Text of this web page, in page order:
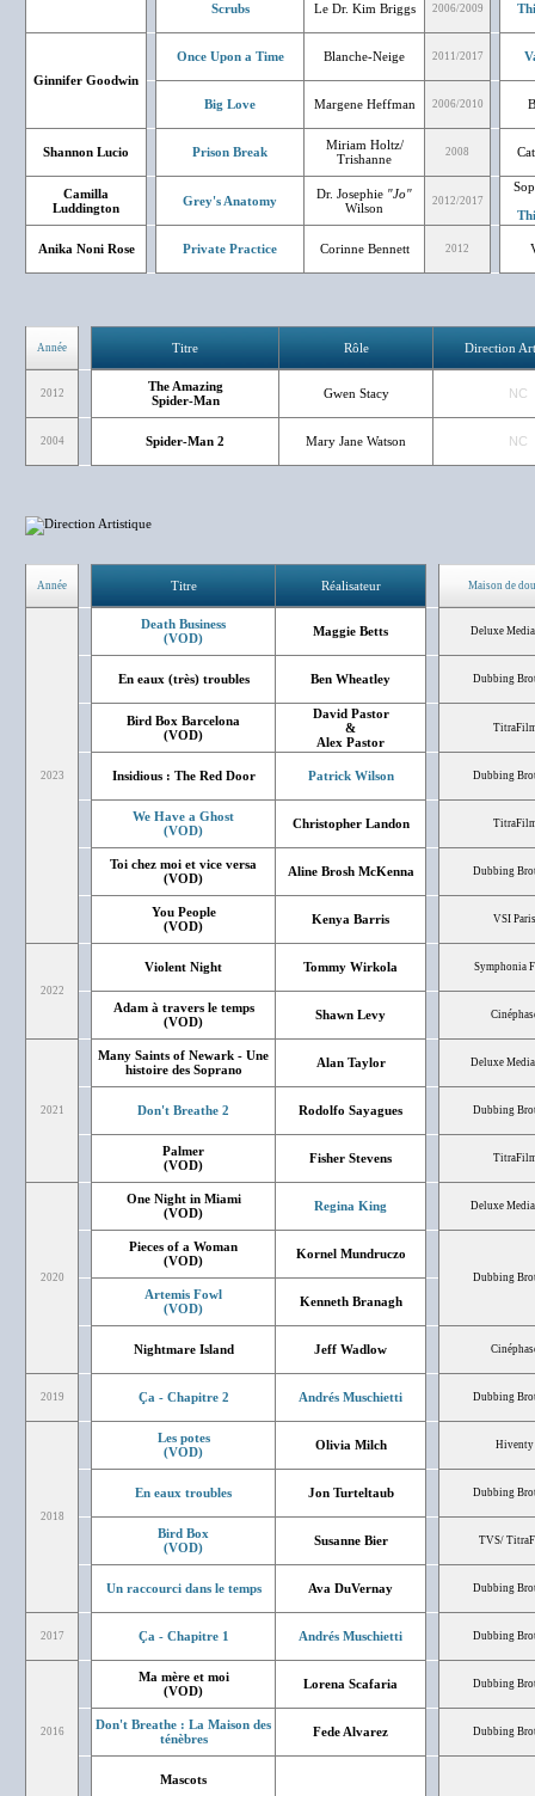
Scrubs Le Dr. Kim Briggs 2006/2009
Ginnifer Goodwin
Once Upon a Time Blanche-Neige 2011/2017
Big Love Margene Heffman 2006/2010
Shannon Lucio Prison Break
Miriam Holtz/
Trishanne
2008
Camilla
Luddington
Grey's Anatomy Dr. Josephie "Jo"
Wilson
2012/2017
Anika Noni Rose Private Practice Corinne Bennett 2012
Année Titre Rôle Direction
2012
The Amazing
Spider-Man
Gwen Stacy NC
2004 Spider-Man 2 Mary Jane Watson NC
Année Titre Réalisateur Maison de
2023
Death Business
(VOD)
Maggie Betts Deluxe
En eaux (très) troubles Ben Wheatley Dubbing
Bird Box Barcelona
(VOD)
David Pastor
&
Alex Pastor
Insidious : The Red Door Patrick Wilson Dubbing
We Have a Ghost
(VOD)
Christopher Landon
Toi chez moi et vice versa
(VOD)
Aline Brosh McKenna Dubbing
You People
(VOD)
Kenya Barris VSI Paris
2022
Violent Night Tommy Wirkola Symphonia
Adam à travers le temps
(VOD)
Shawn Levy
2021
Many Saints of Newark - Une
histoire des Soprano
Alan Taylor Deluxe
Don't Breathe 2 Rodolfo Sayagues Dubbing
Palmer
(VOD)
Fisher Stevens
2020
One Night in Miami
(VOD)
Regina King Deluxe
Pieces of a Woman
(VOD)
Kornel Mundruczo
Dubbing
Artemis Fowl
(VOD)
Kenneth Branagh
Nightmare Island Jeff Wadlow
2019 Ça - Chapitre 2 Andrés Muschietti Dubbing
2018
Les potes
(VOD)
Olivia Milch Hiventy
En eaux troubles Jon Turteltaub Dubbing
Bird Box
(VOD)
Susanne Bier TVS/
Un raccourci dans le temps Ava DuVernay Dubbing
2017 Ça - Chapitre 1 Andrés Muschietti Dubbing
2016
Ma mère et moi
(VOD)
Lorena Scafaria Dubbing
Don't Breathe : La Maison des
ténèbres
Fede Alvarez Dubbing
Mascots